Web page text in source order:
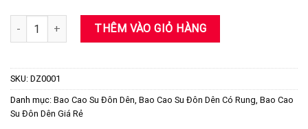
Bao Cao Su Đôn Dên Trơn Rung Nhánh Hàng Chính Hãng Baile số
THÊM VÀO GIỎ HÀNG
SKU: DZ0001
Danh mục: Bao Cao Su Đôn Dên, Bao Cao Su Đôn Dên Có Rung, Bao Cao
Su Đôn Dên Giá Rẻ